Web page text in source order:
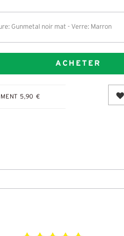
Gunmetal noir mat - Verre: Marron
ACHETER
5,90 €